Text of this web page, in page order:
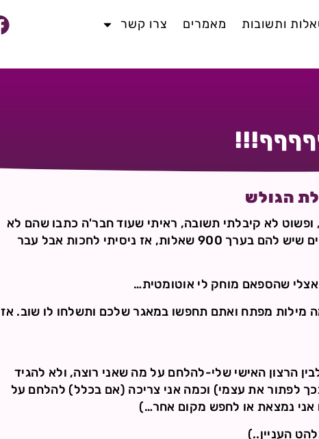
ותשובות מאמרים צרו קשר
הגולש
לא קיבלתי תשובה, ראיתי שעוד חבר'ה כתבו שהם לא
קיבלו תשובה ואז אמרתם להיעזר בסבלנות כי יש רבנים שיש להם בערך 900 שאלות, אז ניסיתי לחכות אבל עבר
שהספאם מוחק לי אוטומטית…
מילות מפתח ואתם תחפשו במאגר שלכם ותשלחו לו שוב. אז
הרצון האישי שלי-להלחם על מה שאני רוצה, ולא להגיד
לפתור את עצמי) וכמה אני צריכה (אם בכלל) להלחם על
אני נמצאת או לחפש מקום אחר…)
העניין..)